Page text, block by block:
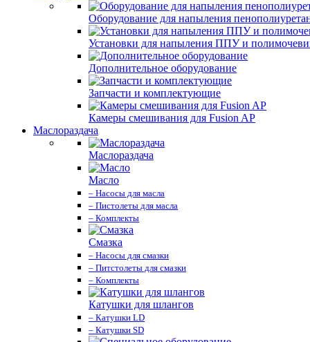
Оборудование для напыления
Установки для напыления ППУ и
Дополнительное оборудование
Запчасти и комплектующие
Камеры смешивания для Fusion AP
Маслораздача
Маслораздача
Масло
– Насосы для масла
– Пистолеты для масла
– Комплекты
Смазка
– Насосы для смазки
– Питстолеты для смазки
– Комплекты
Катушки для шлангов
– Катушки LD
– Катушки SD